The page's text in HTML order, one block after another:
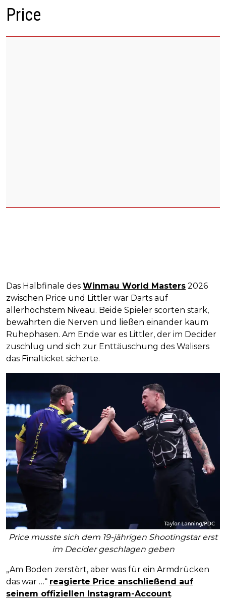
Price
Das Halbfinale des Winmau World Masters 2026
zwischen Price und Littler war Darts auf
allerhöchstem Niveau. Beide Spieler scorten stark,
bewahrten die Nerven und ließen einander kaum
Ruhephasen. Am Ende war es Littler, der im Decider
zuschlug und sich zur Enttäuschung des Walisers
das Finalticket sicherte.
Price musste sich dem 19-jährigen Shootingstar erst
im Decider geschlagen geben
„Am Boden zerstört, aber was für ein Armdrücken
das war …“ reagierte Price anschließend auf
seinem offiziellen Instagram-Account.